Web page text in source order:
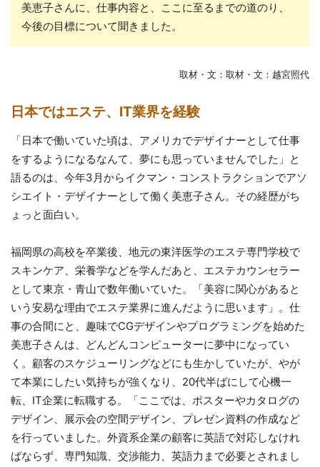
美恵子さんに、仕事内容と、ここに至るまでの道のり、
今後の目標について聞きました。
取材・文：取材・文：越宮照代
日本ではエステ、IT業界を経験
「日本で働いていた頃は、アメリカでデザイナーとして仕事
をするようになるなんて、夢にも思っていませんでした」と
語るのは、今年3月からイクマン・コンストラクションでアソ
シエイト・デザイナーとして働く美恵子さん。その経歴がち
ょっと面白い。
福岡県の高校を卒業後、地元の東洋医学のエステ専門学校で
スキンケア、栄養学などを学んだあと、エステカウンセラー
として東京・青山で数年働いていた。「美容に関心があると
いう安易な理由でエステ業界に進んだように思います」。仕
事の合間にと、趣味でCGデザインやプログラミングを始めた
美恵子さんは、どんどんコンピューターに夢中になってい
く。顧客のスケジューリングなどにも生かしていたが、やが
て本業にしたい気持ちが強くなり、20代半ばにして心機一
転、IT企業に転職する。「ここでは、ポスターやカタログの
デザイン、展示会の空間デザイン、プレゼン資料の作成など
を行っていました。外資系企業の顧客に英語で対応しなけれ
ばならず、専門知識、交渉能力、英語力まで必要とされまし